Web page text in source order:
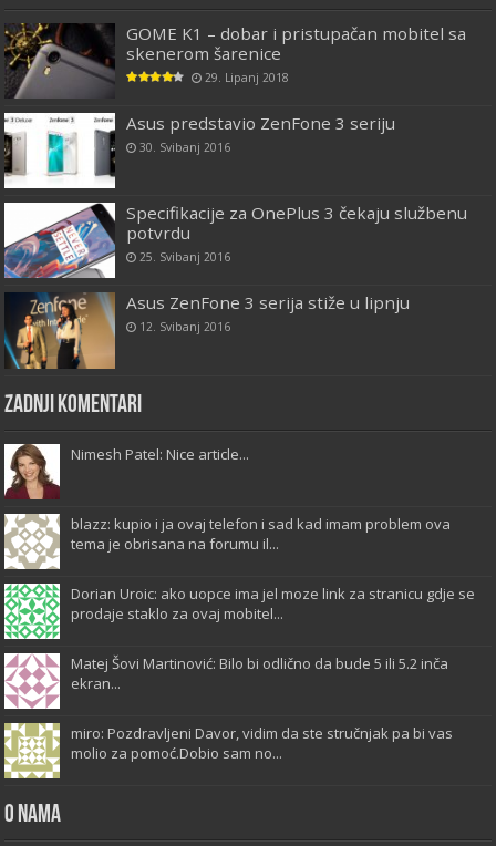
GOME K1 – dobar i pristupačan mobitel sa
skenerom šarenice
29. Lipanj 2018
Asus predstavio ZenFone 3 seriju
30. Svibanj 2016
Specifikacije za OnePlus 3 čekaju službenu
potvrdu
25. Svibanj 2016
Asus ZenFone 3 serija stiže u lipnju
12. Svibanj 2016
Zadnji komentari
Nimesh Patel: Nice article...
blazz: kupio i ja ovaj telefon i sad kad imam problem ova
tema je obrisana na forumu il...
Dorian Uroic: ako uopce ima jel moze link za stranicu gdje se
prodaje staklo za ovaj mobitel...
Matej Šovi Martinović: Bilo bi odlično da bude 5 ili 5.2 inča
ekran...
miro: Pozdravljeni Davor, vidim da ste stručnjak pa bi vas
molio za pomoć.Dobio sam no...
O Nama